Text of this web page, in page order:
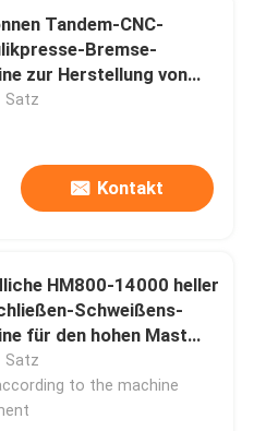
Tandem-CNC-
Bremse-
zur Herstellung von
Stangen und hohen
Satz
Kontakt
HM800-14000 heller
Schweißens-
für den hohen Mast
Satz
to the machine